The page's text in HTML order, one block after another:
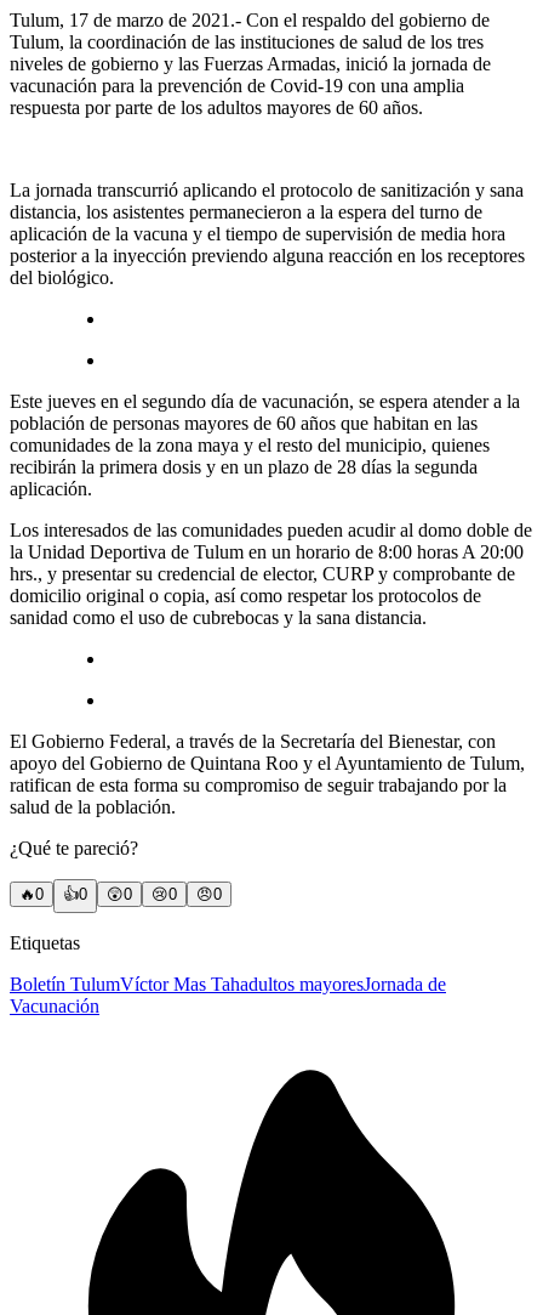
Tulum, 17 de marzo de 2021.- Con el respaldo del gobierno de
Tulum, la coordinación de las instituciones de salud de los tres
niveles de gobierno y las Fuerzas Armadas, inició la jornada de
vacunación para la prevención de Covid-19 con una amplia
respuesta por parte de los adultos mayores de 60 años.
La jornada transcurrió aplicando el protocolo de sanitización y sana
distancia, los asistentes permanecieron a la espera del turno de
aplicación de la vacuna y el tiempo de supervisión de media hora
posterior a la inyección previendo alguna reacción en los receptores
del biológico.
Este jueves en el segundo día de vacunación, se espera atender a la
población de personas mayores de 60 años que habitan en las
comunidades de la zona maya y el resto del municipio, quienes
recibirán la primera dosis y en un plazo de 28 días la segunda
aplicación.
Los interesados de las comunidades pueden acudir al domo doble de
la Unidad Deportiva de Tulum en un horario de 8:00 horas A 20:00
hrs., y presentar su credencial de elector, CURP y comprobante de
domicilio original o copia, así como respetar los protocolos de
sanidad como el uso de cubrebocas y la sana distancia.
El Gobierno Federal, a través de la Secretaría del Bienestar, con
apoyo del Gobierno de Quintana Roo y el Ayuntamiento de Tulum,
ratifican de esta forma su compromiso de seguir trabajando por la
salud de la población.
¿Qué te pareció?
🔥0 👍0 😲0 😢0 😠0
Etiquetas
Boletín TulumVíctor Mas Tahadultos mayoresJornada de
Vacunación